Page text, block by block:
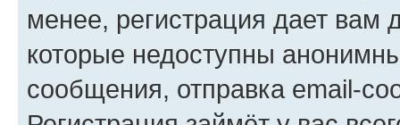
менее, регистрация дает вам
которые недоступны
сообщения, отправка email-